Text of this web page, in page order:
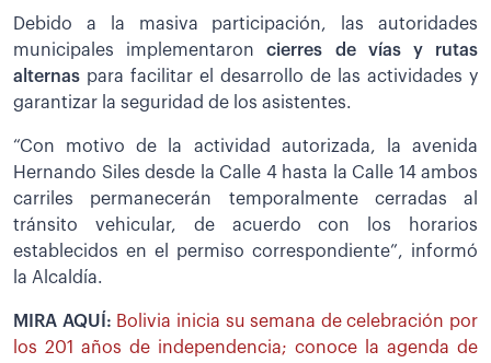
Debido a la masiva participación, las autoridades
municipales implementaroncierres de vías y rutas
alternas para facilitar el desarrollo de las actividades y
garantizar la seguridad de los asistentes.
“Con motivo de la actividad autorizada, la avenida
Hernando Siles desde la Calle 4 hasta la Calle 14 ambos
carriles permanecerán temporalmente cerradas al
tránsito vehicular, de acuerdo con los horarios
establecidos en el permiso correspondiente”, informó
la Alcaldía.
MIRA AQUÍ: Bolivia inicia su semana de celebración por
los 201 años de independencia; conoce la agenda de